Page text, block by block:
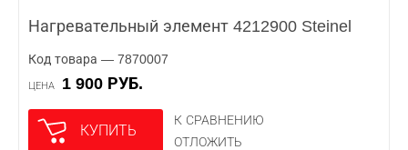
Нагревательный элемент 4212900 Steinel
Код товара — 7870007
ЦЕНА 1 900 РУБ.
КУПИТЬ
К СРАВНЕНИЮ
ОТЛОЖИТЬ